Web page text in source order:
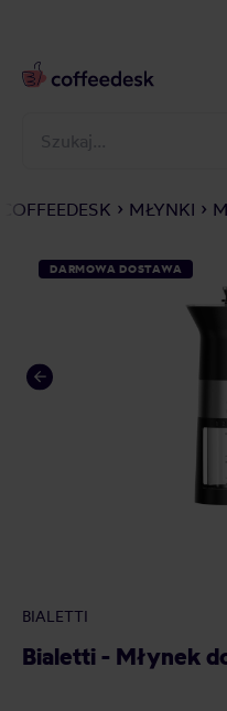
COFFEEDESK MŁYNKI
DARMOWA DOSTAWA
BIALETTI
Bialetti - Młynek